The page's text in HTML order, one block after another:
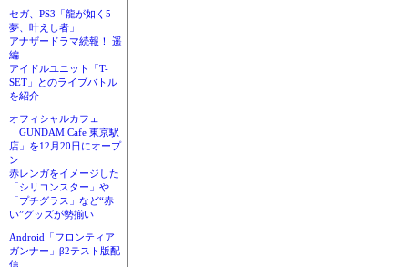
セガ、PS3「龍が如く5
夢、叶えし者」
アナザードラマ続報！ 遥
編
アイドルユニット「T-
SET」とのライブバトル
を紹介
オフィシャルカフェ
「GUNDAM Cafe 東京駅
店」を12月20日にオープ
ン
赤レンガをイメージした
「シリコンスター」や
「プチグラス」など“赤
い”グッズが勢揃い
Android「フロンティア
ガンナー」β2テスト版配
信